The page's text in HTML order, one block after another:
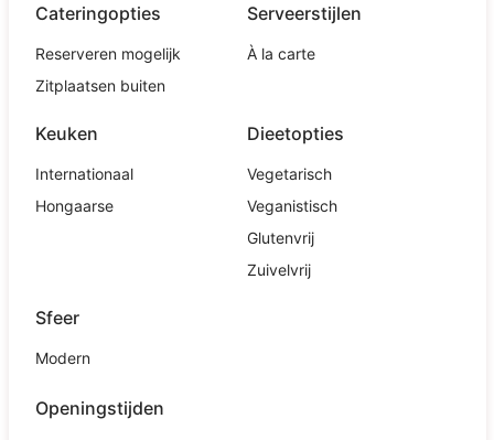
Cateringopties
Reserveren mogelijk
Zitplaatsen buiten
Serveerstijlen
À la carte
Keuken
Internationaal
Hongaarse
Dieetopties
Vegetarisch
Veganistisch
Glutenvrij
Zuivelvrij
Sfeer
Modern
Openingstijden